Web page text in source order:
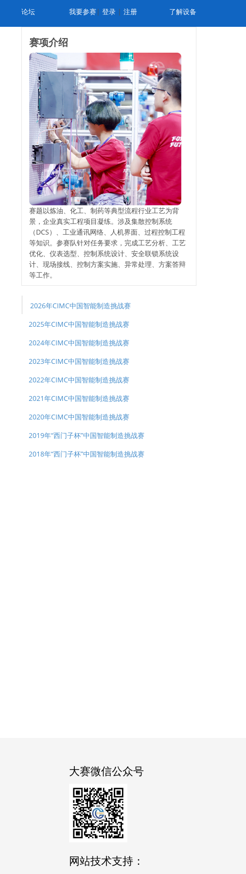
论坛 我要参赛| 登录| 注册 了解设备
赛项介绍
赛题以炼油、化工、制药等典型流程行业工艺为背
景，企业真实工程项目凝练。涉及集散控制系统
（DCS）、工业通讯网络、人机界面、过程控制工程
等知识。参赛队针对任务要求，完成工艺分析、工艺
优化、仪表选型、控制系统设计、安全联锁系统设
计、现场接线、控制方案实施、异常处理、方案答辩
等工作。
2026年CIMC中国智能制造挑战赛
2025年CIMC中国智能制造挑战赛
2024年CIMC中国智能制造挑战赛
2023年CIMC中国智能制造挑战赛
2022年CIMC中国智能制造挑战赛
2021年CIMC中国智能制造挑战赛
2020年CIMC中国智能制造挑战赛
2019年“西门子杯”中国智能制造挑战赛
2018年“西门子杯”中国智能制造挑战赛
大赛微信公众号
网站技术支持：